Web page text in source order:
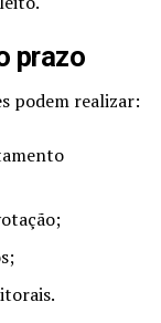
prazo
podem realizar: